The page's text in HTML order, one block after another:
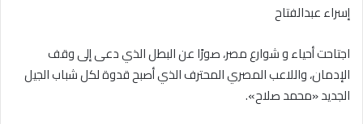
إسراء عبدالفتاح
اجتاحت أحياء و شوارع مصر، صورًا عن البطل الذي دعى إلى وقف
الإدمان، واللاعب المصري المحترف الذي أصبح قدوة لكل شباب الجيل
الجديد «محمد صلاح».